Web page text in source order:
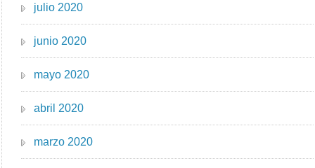
julio 2020
junio 2020
mayo 2020
abril 2020
marzo 2020